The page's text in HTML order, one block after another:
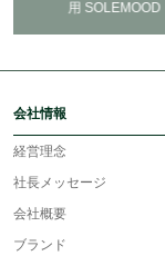
会社情報
経営理念
社長メッセージ
会社概要
ブランド